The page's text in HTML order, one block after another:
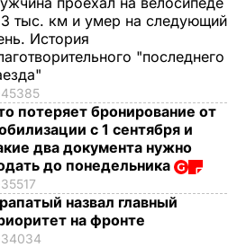
тыс. км и умер на следующий
История
"последнего
45385
потеряет бронирование от
с 1 сентября и
два документа нужно
до понедельника
35517
назвал главный
на фронте
34034